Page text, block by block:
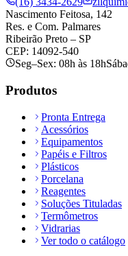
Nascimento Feitosa, 142
Res. e Com. Palmares
Ribeirão Preto – SP
CEP: 14092-540
Seg–Sex: 08h às 18h
Produtos
Pronta Entrega
Acessórios
Equipamentos
Papéis e Filtros
Plásticos
Porcelana
Reagentes
Soluções Tituladas
Termômetros
Vidrarias
Ver todo o catálogo